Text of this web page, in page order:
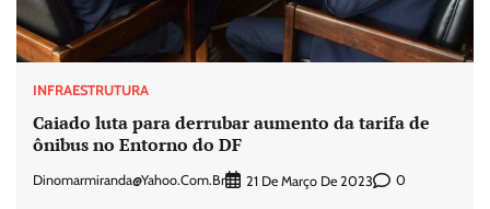
INFRAESTRUTURA
Caiado luta para derrubar aumento da tarifa de
ônibus no Entorno do DF
Dinomarmiranda@yahoo.com.br 21 De Março De 2023 0